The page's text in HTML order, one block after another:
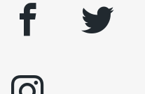
facebook twitter